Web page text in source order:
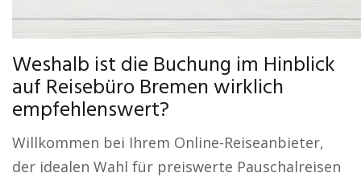
Weshalb ist die Buchung im Hinblick
auf Reisebüro Bremen wirklich
empfehlenswert?
Willkommen bei Ihrem Online-Reiseanbieter,
der idealen Wahl für preiswerte Pauschalreisen